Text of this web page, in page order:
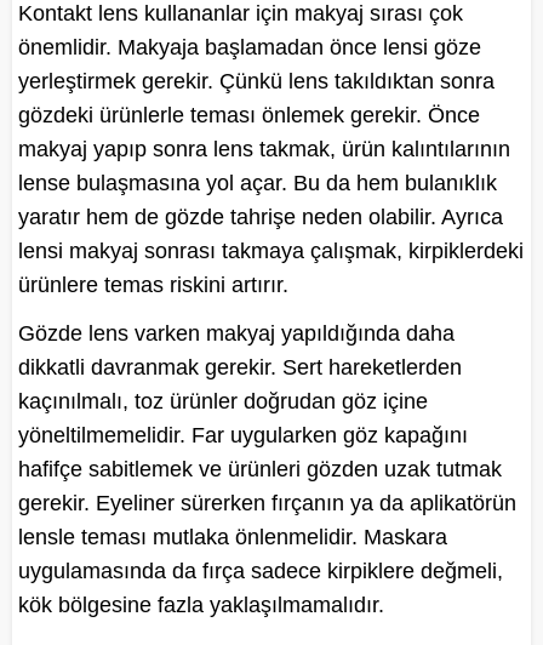
Kontakt lens kullananlar için makyaj sırası çok
önemlidir. Makyaja başlamadan önce lensi göze
yerleştirmek gerekir. Çünkü lens takıldıktan sonra
gözdeki ürünlerle teması önlemek gerekir. Önce
makyaj yapıp sonra lens takmak, ürün kalıntılarının
lense bulaşmasına yol açar. Bu da hem bulanıklık
yaratır hem de gözde tahrişe neden olabilir. Ayrıca
lensi makyaj sonrası takmaya çalışmak, kirpiklerdeki
ürünlere temas riskini artırır.
Gözde lens varken makyaj yapıldığında daha
dikkatli davranmak gerekir. Sert hareketlerden
kaçınılmalı, toz ürünler doğrudan göz içine
yöneltilmemelidir. Far uygularken göz kapağını
hafifçe sabitlemek ve ürünleri gözden uzak tutmak
gerekir. Eyeliner sürerken fırçanın ya da aplikatörün
lensle teması mutlaka önlenmelidir. Maskara
uygulamasında da fırça sadece kirpiklere değmeli,
kök bölgesine fazla yaklaşılmamalıdır.